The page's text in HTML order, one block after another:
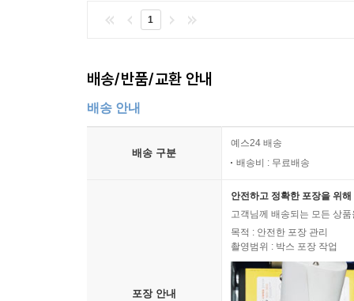
1
배송/반품/교환 안내
배송 안내
배송 구분
예스24 배송
배송비 : 무료배송
포장 안내
안전하고 정확한 포장을 위
고객님께 배송되는 모든 상
목적 : 안전한 포장 관리
촬영범위 : 박스 포장 작업